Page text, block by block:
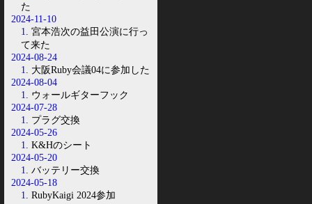
た
2024-11-10
1
. 宮本浩次の益田公演に行っ
て来た
2024-08-24
1
. 大阪Ruby会議04に参加した
2024-08-04
1
. ウォールギターフック
2024-07-28
1
. プラグ交換
2024-05-26
1
. K&Hのシート
2024-05-20
1
. バッテリー交換
2024-05-18
1
. RubyKaigi 2024参加